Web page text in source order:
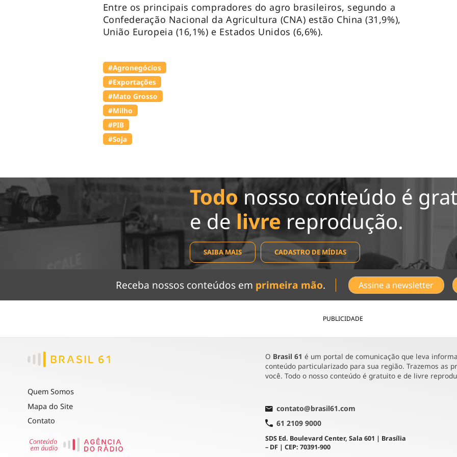
Entre os principais compradores do agro brasileiros, segundo a
Confederação Nacional da Agricultura (CNA) estão China (31,9%),
União Europeia (16,1%) e Estados Unidos (6,6%).
#Agronegócios
#Exportações
#Mato Grosso
#Milho
#PIB
#Soja
Todonosso conteúdo é
e de livre reprodução.
SAIBA MAIS CADASTRO DE MÍDIAS
Receba nossos conteúdos em primeira mão. Assine a newsletter
PUBLICIDADE
Quem Somos
Mapa do Site
Contato
O Brasil 61 é um portal de comunicação que leva
conteúdo particularizado para sua região. Trazemos as
você. Todo o nosso conteúdo é gratuito e de livre
contato@brasil61.com
61 2109 9000
SDS Ed. Boulevard Center, Sala 601 | Brasília
– DF | CEP: 70391-900